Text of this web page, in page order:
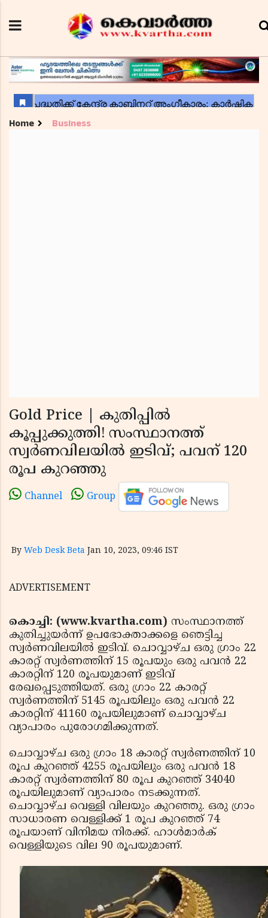
Home Business
Gold Price | കുതിപ്പില്‍
കൂപ്പുക്കുത്തി! സംസ്ഥാനത്ത്
സ്വര്‍ണവിലയില്‍ ഇടിവ്; പവന് 120
രൂപ കുറഞ്ഞു
Channel Group
By Web Desk Beta Jan 10, 2023, 09:46 IST
ADVERTISEMENT
കൊച്ചി: (www.kvartha.com) സംസ്ഥാനത്ത്
കുതിച്ചുയര്‍ന്ന് ഉപഭോക്താക്കളെ ഞെട്ടിച്ച
സ്വര്‍ണവിലയില്‍ ഇടിവ്. ചൊവ്വാഴ്ച ഒരു ഗ്രാം 22
കാരറ്റ് സ്വര്‍ണത്തിന് 15 രൂപയും ഒരു പവന്‍ 22
കാരറ്റിന് 120 രൂപയുമാണ് ഇടിവ്
രേഖപ്പെടുത്തിയത്. ഒരു ഗ്രാം 22 കാരറ്റ്
സ്വര്‍ണത്തിന് 5145 രൂപയിലും ഒരു പവന്‍ 22
കാരറ്റിന് 41160 രൂപയിലുമാണ് ചൊവ്വാഴ്ച
വ്യാപാരം പുരോഗമിക്കുന്നത്.
ചൊവ്വാഴ്ച ഒരു ഗ്രാം 18 കാരറ്റ് സ്വര്‍ണത്തിന് 10
രൂപ കുറഞ്ഞ് 4255 രൂപയിലും ഒരു പവന്‍ 18
കാരറ്റ് സ്വര്‍ണത്തിന് 80 രൂപ കുറഞ്ഞ് 34040
രൂപയിലുമാണ് വ്യാപാരം നടക്കുന്നത്.
ചൊവ്വാഴ്ച വെള്ളി വിലയും കുറഞ്ഞു. ഒരു ഗ്രാം
സാധാരണ വെള്ളിക്ക് 1 രൂപ കുറഞ്ഞ് 74
രൂപയാണ് വിനിമയ നിരക്ക്. ഹാള്‍മാര്‍ക്
വെള്ളിയുടെ വില 90 രൂപയുമാണ്.